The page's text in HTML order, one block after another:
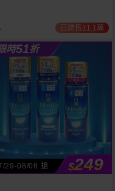
已銷售11.1萬
時51折
29-08/08 搶 $249